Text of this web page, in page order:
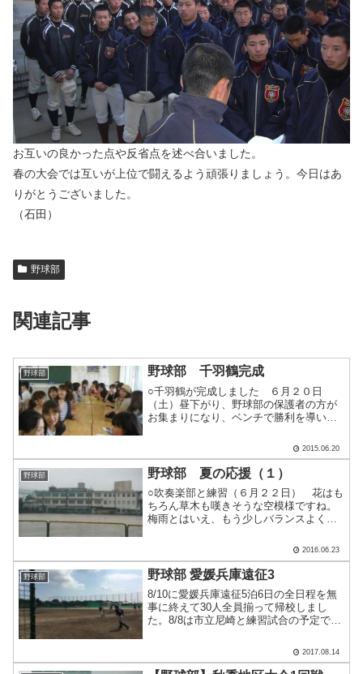
お互いの良かった点や反省点を述べ合いました。
春の大会では互いが上位で闘えるよう頑張りましょう。今日はあ
りがとうございました。
（石田）
野球部
関連記事
野球部 野球部 千羽鶴完成
○千羽鶴が完成しました ６月２０日
（土）昼下がり、野球部の保護者の方が
お集まりになり、ベンチで勝利を導いて
た。 各選手が折った鶴をひとまとめに
しました。簡単なようで難儀な作業で
す。２時間強もかけて仕上げてい.....
2015.06.20
野球部 野球部 夏の応援（１）
○吹奏楽部と練習（６月２２日） 花はも
ちろん草木も嘆きそうな空模様ですね。
梅雨とはいえ、もう少しバランスよく晴
部の２・３年生はオフ。しかし吹奏楽部
太鼓担当の梅野君と大橋.....
2016.06.23
野球部 野球部 愛媛兵庫遠征3
8/10に愛媛兵庫遠征5泊6日の全日程を無
事に終えて30人全員揃って帰校しまし
た。8/8は市立尼崎と練習試合の予定でし
きませんでした。8/9は兵庫県大会決勝が
行われた明石球場でこの夏兵庫県大会決
2017.08.14